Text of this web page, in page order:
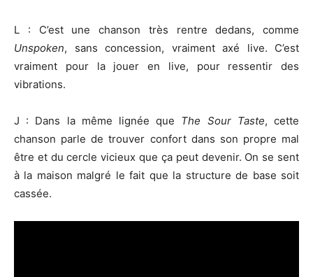
L : C’est une chanson très rentre dedans, comme
Unspoken, sans concession, vraiment axé live. C’est
vraiment pour la jouer en live, pour ressentir des
vibrations.
J : Dans la même lignée que The Sour Taste, cette
chanson parle de trouver confort dans son propre mal
être et du cercle vicieux que ça peut devenir. On se sent
à la maison malgré le fait que la structure de base soit
cassée.